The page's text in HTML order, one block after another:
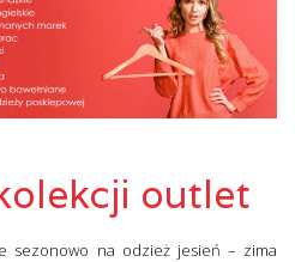
outlet
sezonowo na odzież jesień – zima